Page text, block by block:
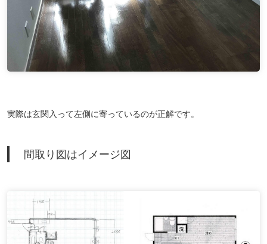
実際は玄関入って左側に寄っているのが正解です。
間取り図はイメージ図